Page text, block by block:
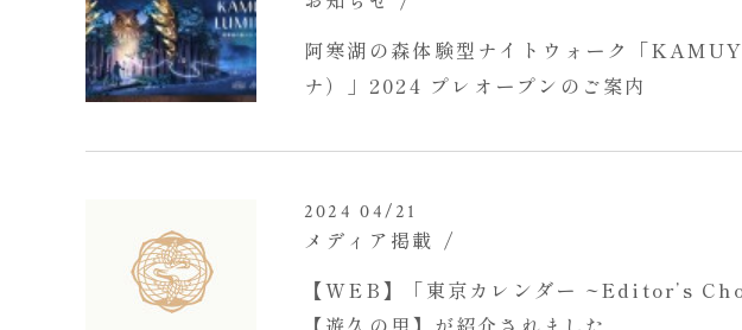
阿寒湖の森体験型ナイトウォーク「
ナ）」2024 プレオープンのご案内
2024 04/21
メディア掲載
【WEB】「東京カレンダー ~Editor’s